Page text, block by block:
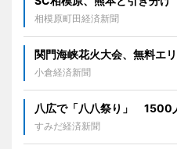
相模原町田経済新聞
関門海峡花火大会、無料エ
小倉経済新聞
八広で「八八祭り」 1500
すみだ経済新聞